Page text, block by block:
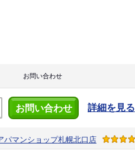
お問い合わせ
お問い合わせ 詳細を見る
パマンショップ札幌北口店